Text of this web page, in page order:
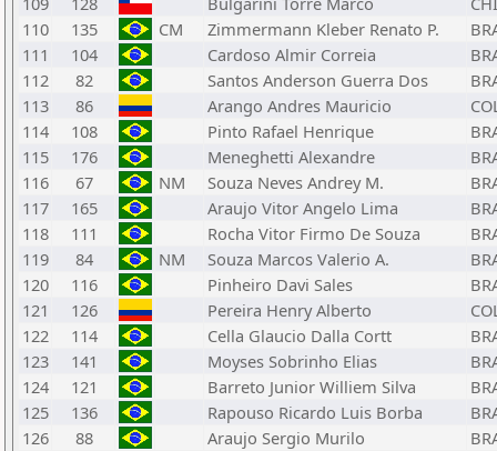
110
135 CM Zimmermann Kleber Renato P.
111
104 Cardoso Almir Correia
112
82 Santos Anderson Guerra Dos
113
86 Arango Andres Mauricio
114
108 Pinto Rafael Henrique
115
176 Meneghetti Alexandre
116
67 NM Souza Neves Andrey M.
117
165 Araujo Vitor Angelo Lima
118
111 Rocha Vitor Firmo De Souza
119
84 NM Souza Marcos Valerio A.
120
116 Pinheiro Davi Sales
121
126 Pereira Henry Alberto
122
114 Cella Glaucio Dalla Cortt
123
141 Moyses Sobrinho Elias
124
121 Barreto Junior Williem Silva
125
136 Rapouso Ricardo Luis Borba
126
88 Araujo Sergio Murilo